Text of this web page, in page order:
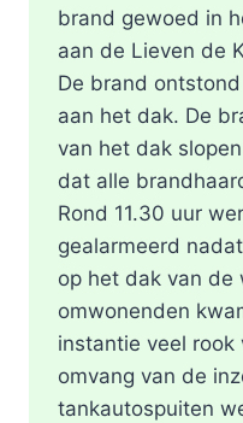
brand gewoed in
aan de Lieven de
De brand
aan het dak. De
van het dak
dat alle
Rond 11.30 uur
gealarmeerd
op het dak van de
omwonenden
instantie veel rook
omvang van de
tankautospuiten